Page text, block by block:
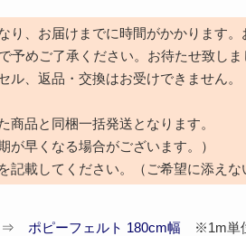
、お届けまでに時間がかかります。
めご了承ください。お待たせ致しま
、返品・交換はお受けできません。
品と同梱一括発送となります。
早くなる場合がございます。）
載してください。（ご希望に添えな
⇒ ポピーフェルト 180cm幅 ※1m単